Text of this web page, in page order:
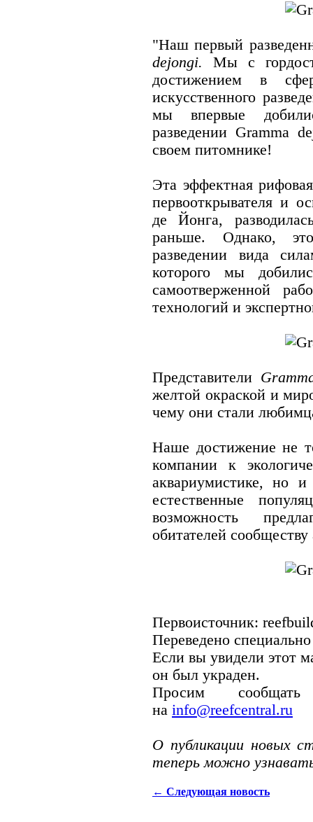
"Наш первый
dejongi. Мы с
достижением в
искусственного
мы впервые
разведении Gramma
своем питомнике!
Эта эффектная
первооткрывателя и
де Йонга,
раньше. Однако,
разведении вида
которого мы
самоотверженной
технологий и
Представители
желтой окраской и
чему они стали
Наше достижение не
компании к
аквариумистике, но
естественные
возможность
обитателей
Первоисточник:
Переведено
Если вы увидели этот
он был украден.
Просим
на info@reefcentral.ru
О публикации новых
теперь можно
← Следующая новость